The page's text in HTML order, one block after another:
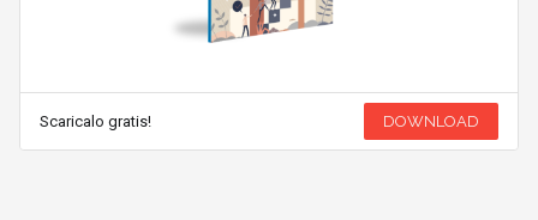
Scaricalo gratis! DOWNLOAD